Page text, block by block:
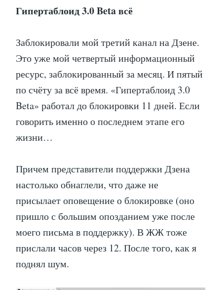
Гипертаблоид 3.0 Beta всё
Заблокировали мой третий канал на Дзене.
Это уже мой четвертый информационный
ресурс, заблокированный за месяц. И пятый
по счёту за всё время. «Гипертаблоид 3.0
Beta» работал до блокировки 11 дней. Если
говорить именно о последнем этапе его
жизни…
Причем представители поддержки Дзена
настолько обнаглели, что даже не
присылает оповещение о блокировке (оно
пришло с большим опозданием уже после
моего письма в поддержку). В ЖЖ тоже
прислали часов через 12. После того, как я
поднял шум.